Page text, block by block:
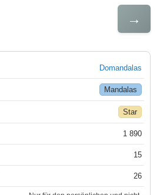
→
Domandalas
Mandalas
Star
1 890
15
26